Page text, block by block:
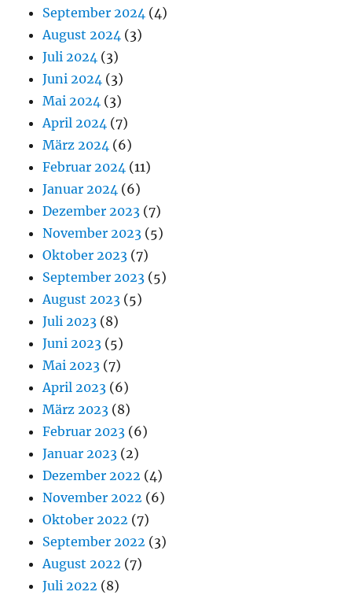
September 2024 (4)
August 2024 (3)
Juli 2024 (3)
Juni 2024 (3)
Mai 2024 (3)
April 2024 (7)
März 2024 (6)
Februar 2024 (11)
Januar 2024 (6)
Dezember 2023 (7)
November 2023 (5)
Oktober 2023 (7)
September 2023 (5)
August 2023 (5)
Juli 2023 (8)
Juni 2023 (5)
Mai 2023 (7)
April 2023 (6)
März 2023 (8)
Februar 2023 (6)
Januar 2023 (2)
Dezember 2022 (4)
November 2022 (6)
Oktober 2022 (7)
September 2022 (3)
August 2022 (7)
Juli 2022 (8)